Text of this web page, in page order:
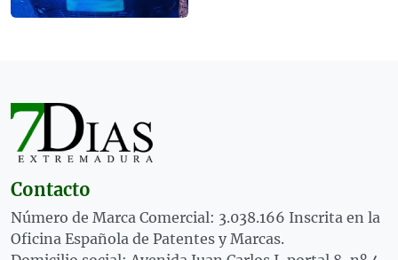
Contacto
Número de Marca Comercial: 3.038.166 Inscrita en la
Oficina Española de Patentes y Marcas.